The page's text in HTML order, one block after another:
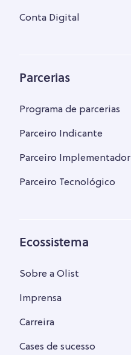
Conta Digital
Parcerias
Programa de parcerias
Parceiro Indicante
Parceiro Implementador
Parceiro Tecnológico
Ecossistema
Sobre a Olist
Imprensa
Carreira
Cases de sucesso